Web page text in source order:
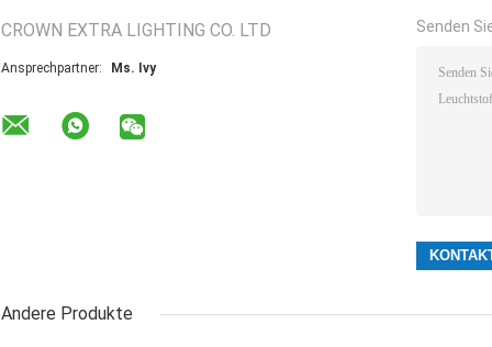
CROWN EXTRA LIGHTING CO. LTD
Ansprechpartner: Ms. Ivy
Senden
Andere Produkte